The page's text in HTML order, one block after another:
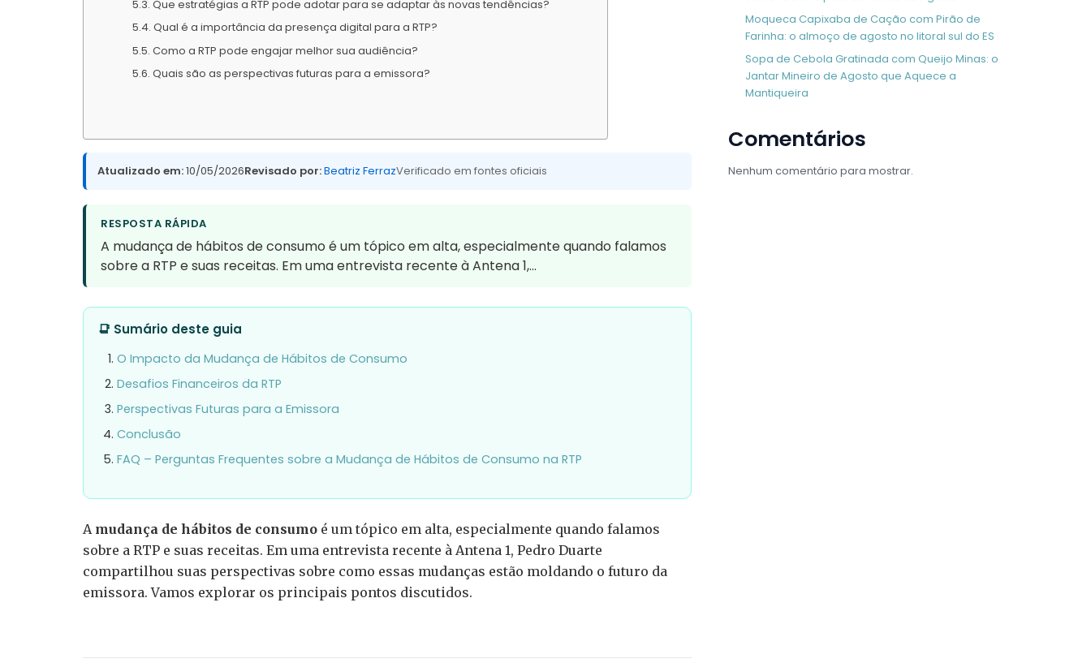
Que estratégias a RTP pode adotar para se adaptar às novas tendências?
Qual é a importância da presença digital para a RTP?
Como a RTP pode engajar melhor sua audiência?
Quais são as perspectivas futuras para a emissora?
Atualizado em:10/05/2026Revisado por:Beatriz FerrazVerificado em fontes oficiais
RESPOSTA RÁPIDA
A mudança de hábitos de consumo é um tópico em alta, especialmente quando falamos
sobre a RTP e suas receitas. Em uma entrevista recente à Antena 1,…
📑 Sumário deste guia
O Impacto da Mudança de Hábitos de Consumo
Desafios Financeiros da RTP
Perspectivas Futuras para a Emissora
Conclusão
FAQ – Perguntas Frequentes sobre a Mudança de Hábitos de Consumo na RTP
A mudança de hábitos de consumo é um tópico em alta, especialmente quando falamos
sobre a RTP e suas receitas. Em uma entrevista recente à Antena 1, Pedro Duarte
compartilhou suas perspectivas sobre como essas mudanças estão moldando o futuro da
emissora. Vamos explorar os principais pontos discutidos.
Moqueca Capixaba de Cação com Pirão de
Farinha: o almoço de agosto no litoral sul do ES
Sopa de Cebola Gratinada com Queijo Minas: o
Jantar Mineiro de Agosto que Aquece a
Mantiqueira
Comentários
Nenhum comentário para mostrar.